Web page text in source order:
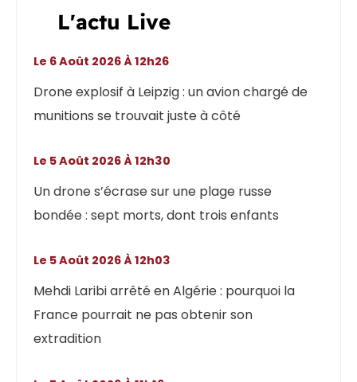
L'actu Live
Drone explosif à Leipzig : un avion chargé de
munitions se trouvait juste à côté
Le 6 Août 2026 À 12h26
Un drone s’écrase sur une plage russe
bondée : sept morts, dont trois enfants
Le 5 Août 2026 À 12h30
Mehdi Laribi arrêté en Algérie : pourquoi la
France pourrait ne pas obtenir son
extradition
Le 5 Août 2026 À 12h03